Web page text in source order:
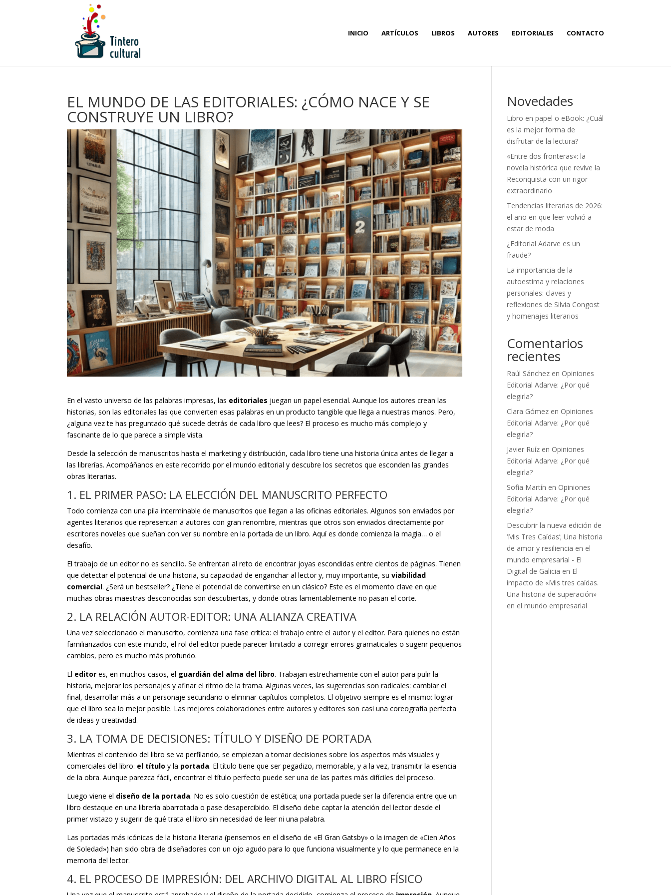
INICIO ARTÍCULOS LIBROS AUTORES EDITORIALES CONTACTO
EL MUNDO DE LAS EDITORIALES: ¿CÓMO NACE Y SE
CONSTRUYE UN LIBRO?
En el vasto universo de las palabras impresas, las editoriales juegan un papel esencial. Aunque los autores crean las
historias, son las editoriales las que convierten esas palabras en un producto tangible que llega a nuestras manos. Pero,
¿alguna vez te has preguntado qué sucede detrás de cada libro que lees? El proceso es mucho más complejo y
fascinante de lo que parece a simple vista.
Desde la selección de manuscritos hasta el marketing y distribución, cada libro tiene una historia única antes de llegar a
las librerías. Acompáñanos en este recorrido por el mundo editorial y descubre los secretos que esconden las grandes
obras literarias.
1. EL PRIMER PASO: LA ELECCIÓN DEL MANUSCRITO PERFECTO
Todo comienza con una pila interminable de manuscritos que llegan a las oficinas editoriales. Algunos son enviados por
agentes literarios que representan a autores con gran renombre, mientras que otros son enviados directamente por
escritores noveles que sueñan con ver su nombre en la portada de un libro. Aquí es donde comienza la magia… o el
desafío.
El trabajo de un editor no es sencillo. Se enfrentan al reto de encontrar joyas escondidas entre cientos de páginas. Tienen
que detectar el potencial de una historia, su capacidad de enganchar al lector y, muy importante, suviabilidad
comercial. ¿Será un bestseller? ¿Tiene el potencial de convertirse en un clásico? Este es el momento clave en que
muchas obras maestras desconocidas son descubiertas, y donde otras lamentablemente no pasan el corte.
2. LA RELACIÓN AUTOR-EDITOR: UNA ALIANZA CREATIVA
Una vez seleccionado el manuscrito, comienza una fase crítica: el trabajo entre el autor y el editor. Para quienes no están
familiarizados con este mundo, el rol del editor puede parecer limitado a corregir errores gramaticales o sugerir pequeños
cambios, pero es mucho más profundo.
El editor es, en muchos casos, el guardián del alma del libro. Trabajan estrechamente con el autor para pulir la
historia, mejorar los personajes y afinar el ritmo de la trama. Algunas veces, las sugerencias son radicales: cambiar el
final, desarrollar más a un personaje secundario o eliminar capítulos completos. El objetivo siempre es el mismo: lograr
que el libro sea lo mejor posible. Las mejores colaboraciones entre autores y editores son casi una coreografía perfecta
de ideas y creatividad.
3. LA TOMA DE DECISIONES: TÍTULO Y DISEÑO DE PORTADA
Mientras el contenido del libro se va perfilando, se empiezan a tomar decisiones sobre los aspectos más visuales y
comerciales del libro: el título y la portada. El título tiene que ser pegadizo, memorable, y a la vez, transmitir la esencia
de la obra. Aunque parezca fácil, encontrar el título perfecto puede ser una de las partes más difíciles del proceso.
Luego viene el diseño de la portada. No es solo cuestión de estética; una portada puede ser la diferencia entre que un
libro destaque en una librería abarrotada o pase desapercibido. El diseño debe captar la atención del lector desde el
primer vistazo y sugerir de qué trata el libro sin necesidad de leer ni una palabra.
Las portadas más icónicas de la historia literaria (pensemos en el diseño de «El Gran Gatsby» o la imagen de «Cien Años
de Soledad») han sido obra de diseñadores con un ojo agudo para lo que funciona visualmente y lo que permanece en la
memoria del lector.
4. EL PROCESO DE IMPRESIÓN: DEL ARCHIVO DIGITAL AL LIBRO FÍSICO
Novedades
Libro en papel o eBook: ¿Cuál
es la mejor forma de
disfrutar de la lectura?
«Entre dos fronteras»: la
novela histórica que revive la
Reconquista con un rigor
extraordinario
Tendencias literarias de 2026:
el año en que leer volvió a
estar de moda
¿Editorial Adarve es un
fraude?
La importancia de la
autoestima y relaciones
personales: claves y
reflexiones de Silvia Congost
y homenajes literarios
Comentarios
recientes
Raúl Sánchez en Opiniones
Editorial Adarve: ¿Por qué
elegirla?
Clara Gómez en Opiniones
Editorial Adarve: ¿Por qué
elegirla?
Javier Ruíz en Opiniones
Editorial Adarve: ¿Por qué
elegirla?
Sofia Martín en Opiniones
Editorial Adarve: ¿Por qué
elegirla?
Descubrir la nueva edición de
‘Mis Tres Caídas’; Una historia
de amor y resiliencia en el
mundo empresarial - El
Digital de Galicia en El
impacto de «Mis tres caídas.
Una historia de superación»
en el mundo empresarial